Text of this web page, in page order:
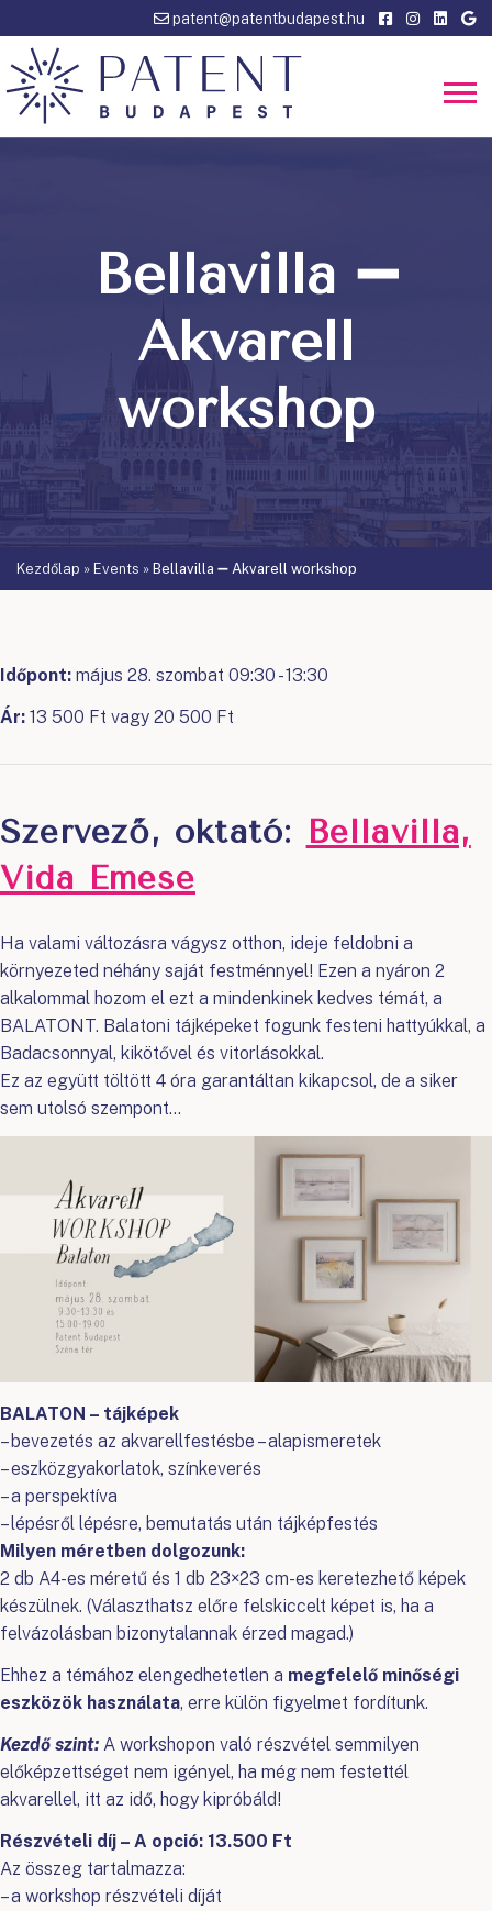
patent@patentbudapest.hu
Bellavilla ➖
Akvarell
workshop
Kezdőlap » Events » Bellavilla ➖ Akvarell workshop
Időpont: május 28. szombat 09:30 - 13:30
Ár: 13 500 Ft vagy 20 500 Ft
Szervező, oktató: Bellavilla,
Vida Emese
Ha valami változásra vágysz otthon, ideje feldobni a
környezeted néhány saját festménnyel! Ezen a nyáron 2
alkalommal hozom el ezt a mindenkinek kedves témát, a
BALATONT. Balatoni tájképeket fogunk festeni hattyúkkal, a
Badacsonnyal, kikötővel és vitorlásokkal.
Ez az együtt töltött 4 óra garantáltan kikapcsol, de a siker
sem utolsó szempont…
BALATON – tájképek
– bevezetés az akvarellfestésbe – alapismeretek
– eszközgyakorlatok, színkeverés
– a perspektíva
– lépésről lépésre, bemutatás után tájképfestés
Milyen méretben dolgozunk:
2 db A4-es méretű és 1 db 23×23 cm-es keretezhető képek
készülnek. (Választhatsz előre felskiccelt képet is, ha a
felvázolásban bizonytalannak érzed magad.)
Ehhez a témához elengedhetetlen a megfelelő minőségi
eszközök használata, erre külön figyelmet fordítunk.
Kezdő szint: A workshopon való részvétel semmilyen
előképzettséget nem igényel, ha még nem festettél
akvarellel, itt az idő, hogy kipróbáld!
Részvételi díj – A opció: 13.500 Ft
Az összeg tartalmazza:
– a workshop részvételi díját